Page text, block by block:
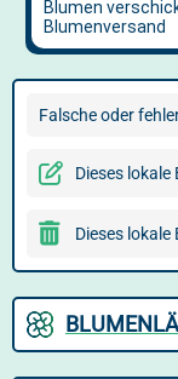
Falsche oder
Dieses
Dieses lokale